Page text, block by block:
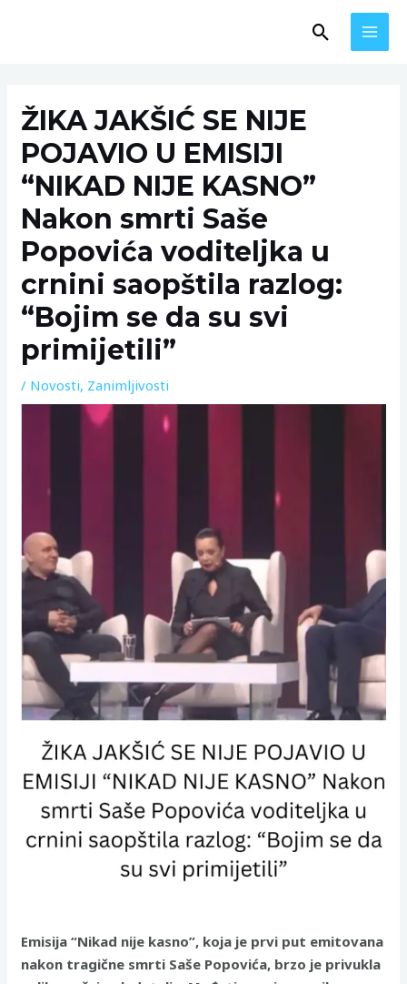
Search
ŽIKA JAKŠIĆ SE NIJE
POJAVIO U EMISIJI
“NIKAD NIJE KASNO”
Nakon smrti Saše
Popovića voditeljka u
crnini saopštila razlog:
“Bojim se da su svi
primijetili”
/ Novosti, Zanimljivosti
Emisija “Nikad nije kasno”, koja je prvi put emitovana
nakon tragične smrti Saše Popovića, brzo je privukla